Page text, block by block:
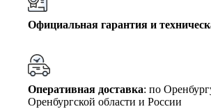
Официальная гарантия и
Оперативная доставка: по
Оренбургской области и России